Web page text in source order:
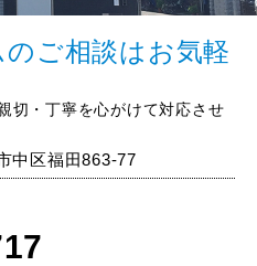
ご相談はお気軽
切・丁寧を心がけて対応させ
中区福田863-77